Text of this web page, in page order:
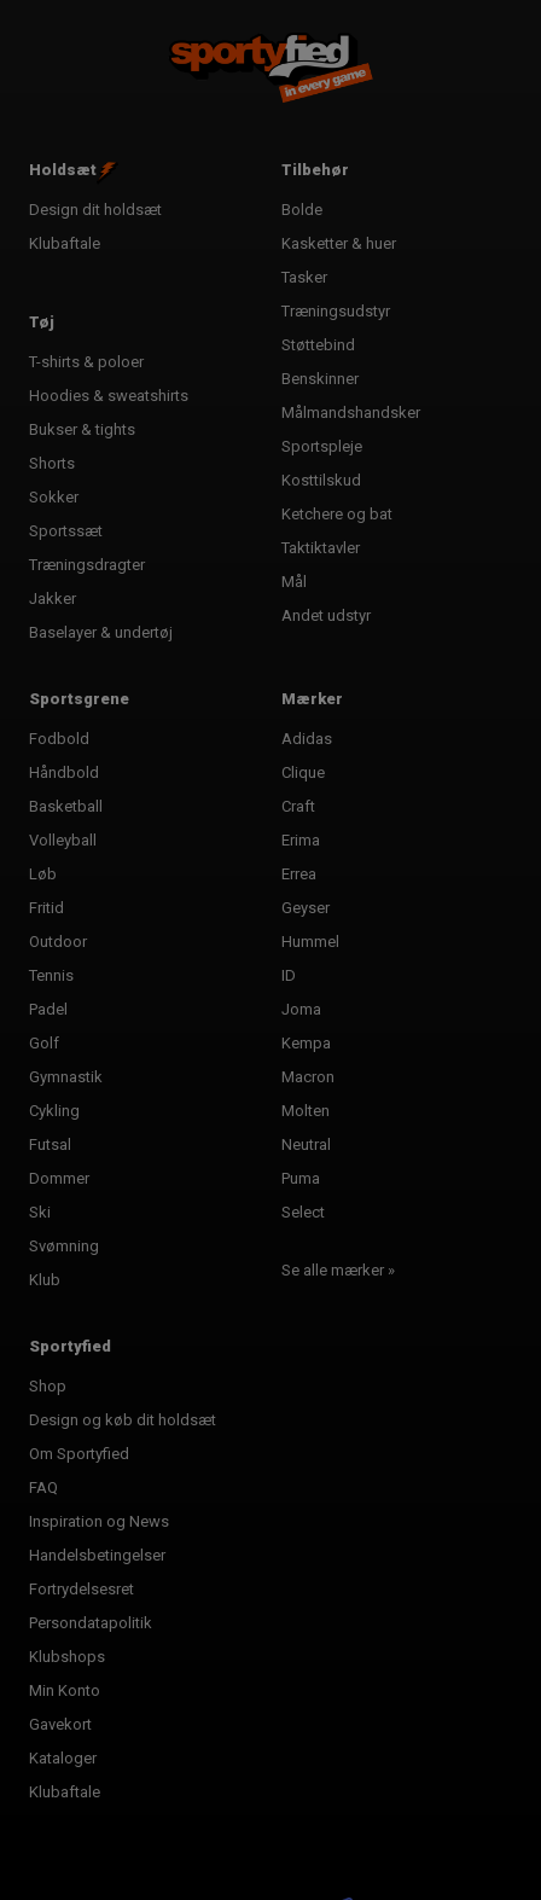
Holdsæt
Design dit holdsæt
Klubaftale
Tøj
T-shirts & poloer
Hoodies & sweatshirts
Bukser & tights
Shorts
Sokker
Sportssæt
Træningsdragter
Jakker
Baselayer & undertøj
Tilbehør
Bolde
Kasketter & huer
Tasker
Træningsudstyr
Støttebind
Benskinner
Målmandshandsker
Sportspleje
Kosttilskud
Ketchere og bat
Taktiktavler
Mål
Andet udstyr
Sportsgrene
Fodbold
Håndbold
Basketball
Volleyball
Løb
Fritid
Outdoor
Tennis
Padel
Golf
Gymnastik
Cykling
Futsal
Dommer
Ski
Svømning
Klub
Mærker
Adidas
Clique
Craft
Erima
Errea
Geyser
Hummel
ID
Joma
Kempa
Macron
Molten
Neutral
Puma
Select
Se alle mærker »
Sportyfied
Shop
Design og køb dit holdsæt
Om Sportyfied
FAQ
Inspiration og News
Handelsbetingelser
Fortrydelsesret
Persondatapolitik
Klubshops
Min Konto
Gavekort
Kataloger
Klubaftale